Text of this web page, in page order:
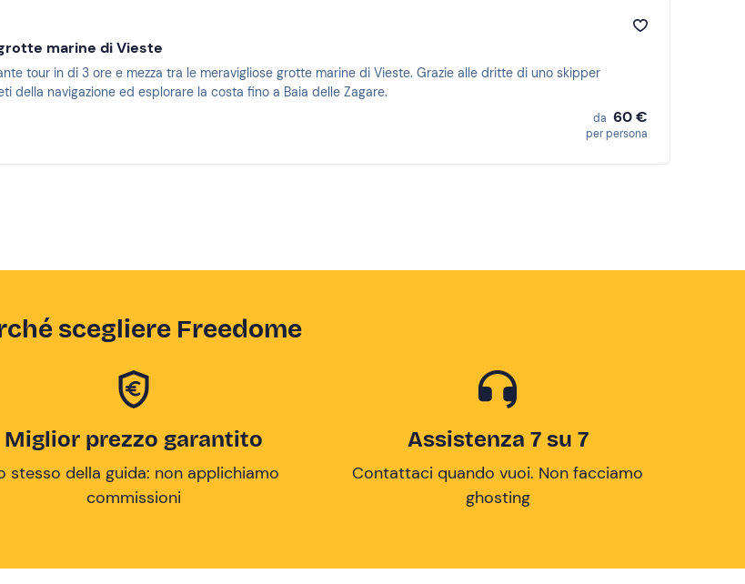
marine di Vieste
tour in di 3 ore e mezza tra le meravigliose grotte marine di Vieste. Grazie alle dritte di uno skipper
della navigazione ed esplorare la costa fino a Baia delle Zagare.
da 60 €
per persona
scegliere Freedome
Miglior prezzo garantito
stesso della guida: non applichiamo
commissioni
Assistenza 7 su 7
Contattaci quando vuoi. Non facciamo
ghosting